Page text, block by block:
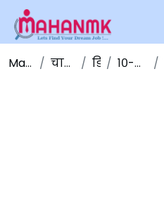
Maha NMK चालू घडामोडी डिसेंबर १०-डिसेंबर-२०१९